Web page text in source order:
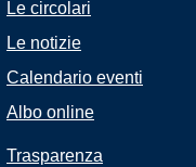
Le circolari
Le notizie
Calendario eventi
Albo online
Trasparenza